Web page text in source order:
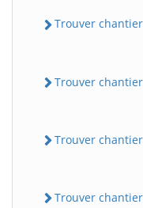
Trouver
Trouver
Trouver
Trouver chantier